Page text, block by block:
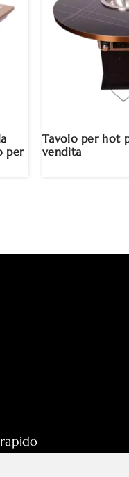
per
Tavolo per hot
vendita